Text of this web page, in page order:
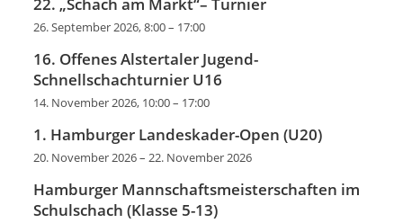
22. „Schach am Markt“– Turnier
26. September 2026, 8:00– 17:00
16. Offenes Alstertaler Jugend-
Schnellschachturnier U16
14. November 2026, 10:00– 17:00
1. Hamburger Landeskader-Open (U20)
20. November 2026–22. November 2026
Hamburger Mannschaftsmeisterschaften im
Schulschach (Klasse 5-13)